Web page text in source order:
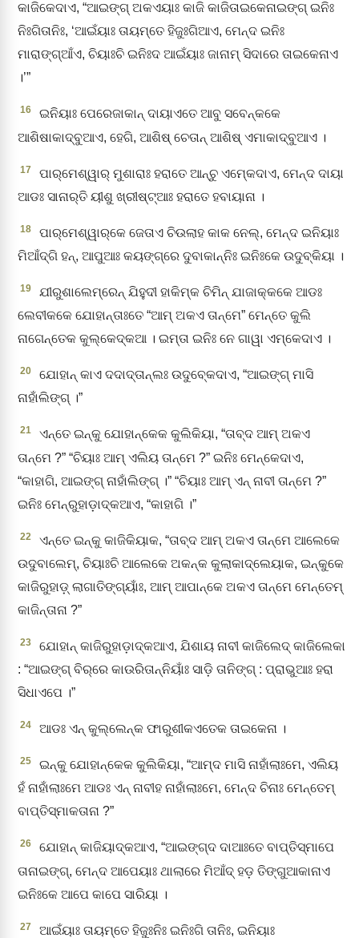
କାଜିକେଦାଏ, “ଆଇଙ୍ଗ୍‌ ଅକଏୟାଃ କାଜି କାଜିତାଇକେନାଇଙ୍ଗ୍‌ ଇନିଃ
ନିଃଗିତାନିଃ, ‘ଆଇଁୟାଃ ତାୟମ୍‌ତେ ହିଜୁଃଗିଆଏ, ମେନ୍‌ଦ ଇନିଃ
ମାରାଙ୍ଗ୍‌ଆଁଏ, ଚିୟାଃଚି ଇନିଃଦ ଆଇଁୟାଃ ଜାନାମ୍‌ ସିଦାରେ ତାଇକେନାଏ
।’”
16
ଇନିୟାଃ ପେରେଜାକାନ୍‌ ଦାୟାଏତେ ଆବୁ ସବେନ୍‌କକେ
ଆଶିଷାକାଦ୍‌ବୁଆଏ, ହେଗି, ଆଶିଷ୍‌ ଚେତାନ୍‌ ଆଶିଷ୍‌ ଏମାକାଦ୍‍ବୁଆଏ ।
17
ପାର୍‌ମେଶ୍ୱାର୍‌ ମୁଶାରାଃ ହରାତେ ଆନ୍‌ଚୁ ଏମ୍‍କେଦାଏ, ମେନ୍‌ଦ ଦାୟା
ଆଡଃ ସାନାର୍‌ତି ୟୀଶୁ ଖ୍ରୀଷ୍ଟ୍‌ଆଃ ହରାତେ ହବାୟାନା ।
18
ପାର୍‌ମେଶ୍ୱାର୍‌କେ ଜେତାଏ ଚିଉଲାହ କାକ ନେଲ୍‌, ମେନ୍‌ଦ ଇନିୟାଃ
ମିଆଁଦ୍‌ଗି ହନ୍‌, ଆପୁଆଃ କୟଙ୍ଗ୍‌ରେ ଦୁବାକାନ୍‌ନିଃ ଇନିଃକେ ଉଦୁବ୍‌କିୟା ।
19
ଯୀରୁଶାଲେମ୍‌ରେନ୍‌ ଯିହୁଦୀ ହାକିମ୍‌କ ଚିମିନ୍‌ ଯାଜାକ୍‌କକେ ଆଡଃ
ଲେବୀକକେ ଯୋହାନ୍‌ତାଃତେ “ଆମ୍‌ ଅକଏ ତାନ୍‌ମେ” ମେନ୍ତେ କୁଲି
ନାଗେନ୍ତେକ କୁଲ୍‌କେଦ୍‍କଆ । ଇମ୍‌ତା ଇନିଃ ନେ ଗାୱା ଏମ୍‌କେଦାଏ ।
20
ଯୋହାନ୍‌ କାଏ ଦଦାଦ୍‍ତାନ୍‌ଲଃ ଉଦୁବ୍‍କେଦାଏ, “ଆଇଙ୍ଗ୍‌ ମାସି
ନାହାଁଲିଙ୍ଗ୍‌ ।”
21
ଏନ୍ତେ ଇନ୍‌କୁ ଯୋହାନ୍‌କେକ କୁଲିକିୟା, “ତାବ୍‌ଦ ଆମ୍‌ ଅକଏ
ତାନ୍‌ମେ ?” “ଚିୟାଃ ଆମ୍‌ ଏଲିୟ ତାନ୍‌ମେ ?” ଇନିଃ ମେନ୍‌କେଦାଏ,
“କାହାଗି, ଆଇଙ୍ଗ୍‌ ନାହାଁଲିଙ୍ଗ୍‌ ।” “ଚିୟାଃ ଆମ୍‌ ଏନ୍‌ ନାବୀ ତାନ୍‌ମେ ?”
ଇନିଃ ମେନ୍‌ରୁହାଡ଼ାଦ୍‍କଆଏ, “କାହାଗି ।”
22
ଏନ୍ତେ ଇନ୍‌କୁ କାଜିକିୟାକ, “ତାବ୍‌ଦ ଆମ୍‌ ଅକଏ ତାନ୍‌ମେ ଆଲେକେ
ଉଦୁବାଲେମ୍‌, ଚିୟାଃଚି ଆଲେକେ ଅକନ୍‌କ କୁଲାକାଦ୍‌ଲେୟାକ, ଇନ୍‌କୁକେ
କାଜିରୁହାଡ଼୍‌ ଲାଗାତିଙ୍ଗ୍‌ୟାଁଃ, ଆମ୍‌ ଆପାନ୍‌କେ ଅକଏ ତାନ୍‌ମେ ମେନ୍ତେମ୍‌
କାଜିନ୍‌ତାନା ?”
23
ଯୋହାନ୍‌ କାଜିରୁହାଡ଼ାଦ୍‌କଆଏ, ଯିଶାୟ ନାବୀ କାଜିଲେଦ୍ କାଜିଲେକା
: “ଆଇଙ୍ଗ୍‌ ବିର୍‌ରେ କାଉରିତାନ୍‌ନିୟାଁଃ ସାଡ଼ି ତାନିଙ୍ଗ୍‌ : ପ୍ରାଭୁଆଃ ହରା
ସିଧାଏପେ ।”
24 ଆଡଃ ଏନ୍‌ କୁଲ୍‌ଲେନ୍‌କ ଫାରୁଶୀକଏତେକ ତାଇକେନା ।
25
ଇନ୍‌କୁ ଯୋହାନ୍‌କେକ କୁଲିକିୟା, “ଆମ୍‌ଦ ମାସି ନାହାଁଲାଃମେ, ଏଲିୟ
ହଁ ନାହାଁଲାଃମେ ଆଡଃ ଏନ୍‌ ନାବୀହ ନାହାଁଲାଃମେ, ମେନ୍‌ଦ ଚିନାଃ ମେନ୍ତେମ୍‌
ବାପ୍ତିସ୍ମାକତାନା ?”
26
ଯୋହାନ୍‌ କାଜିୟାଦ୍‌କଆଏ, “ଆଇଙ୍ଗ୍‌ଦ ଦାଆଃତେ ବାପ୍ତିସ୍ମାପେ
ତାନାଇଙ୍ଗ୍‌, ମେନ୍‌ଦ ଆପେୟାଃ ଥାଲାରେ ମିଆଁଦ୍‌ ହଡ଼ ତିଙ୍ଗୁଆକାନାଏ
ଇନିଃକେ ଆପେ କାପେ ସାରିୟା ।
27 ଆଇଁୟାଃ ତାୟମ୍‌ତେ ହିଜୁଃନିଃ ଇନିଃଗି ତାନିଃ, ଇନିୟାଃ